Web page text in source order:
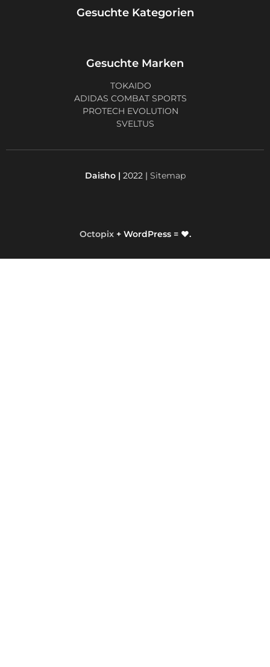
Gesuchte Kategorien
Gesuchte Marken
TOKAIDO
ADIDAS COMBAT SPORTS
PROTECH EVOLUTION
SVELTUS
Daisho | 2022 | Sitemap
Octopix+ WordPress = ❤.